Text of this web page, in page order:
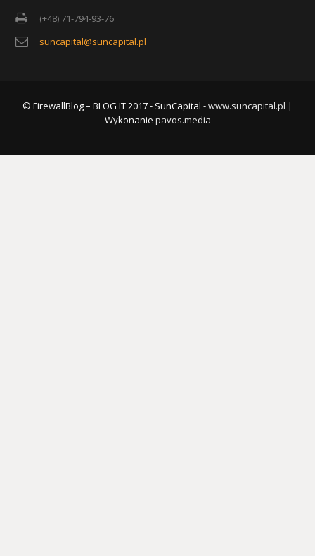
(+48) 71-794-93-76
suncapital@suncapital.pl
© FirewallBlog – BLOG IT 2017 - SunCapital -www.suncapital.pl |
Wykonanie pavos.media